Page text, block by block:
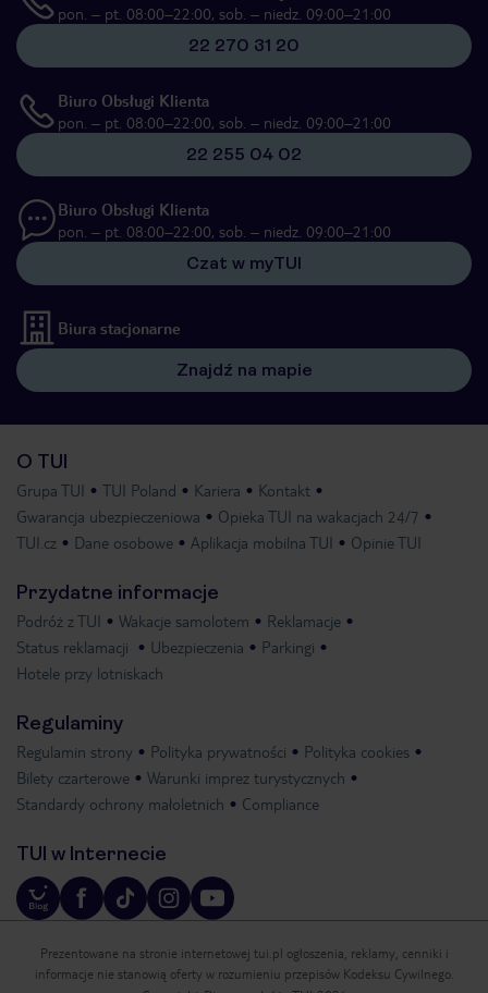
pon. – pt. 08:00–22:00, sob. – niedz. 09:00–21:00
22 270 31 20
Biuro Obsługi Klienta
pon. – pt. 08:00–22:00, sob. – niedz. 09:00–21:00
22 255 04 02
Biuro Obsługi Klienta
pon. – pt. 08:00–22:00, sob. – niedz. 09:00–21:00
Czat w myTUI
Biura stacjonarne
Znajdź na mapie
O TUI
Grupa TUI TUI Poland Kariera
Kontakt
Gwarancja ubezpieczeniowa
Opieka TUI na wakacjach 24/7
TUI.cz
Dane osobowe Aplikacja mobilna TUI Opinie TUI
Przydatne informacje
Podróż z TUI Wakacje samolotem
Reklamacje
Status reklamacji
Ubezpieczenia
Parkingi
Hotele przy lotniskach
Regulaminy
Regulamin strony Polityka prywatności
Polityka cookies
Bilety czarterowe
Warunki imprez turystycznych
Standardy ochrony małoletnich
Compliance
TUI w Internecie
Prezentowane na stronie internetowej tui.pl ogłoszenia, reklamy, cenniki i
informacje nie stanowią oferty w rozumieniu przepisów Kodeksu Cywilnego.